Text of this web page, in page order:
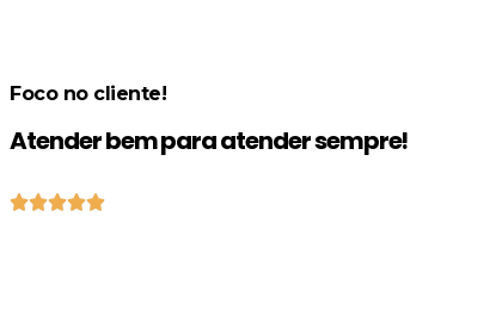
Foco no cliente!
Atender bem para atender sempre!
